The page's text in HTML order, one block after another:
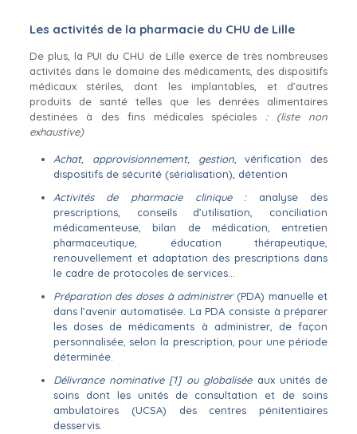
Les activités de la pharmacie du CHU de Lille
De plus, la PUI du CHU de Lille exerce de très nombreuses
activités dans le domaine des médicaments, des dispositifs
médicaux stériles, dont les implantables, et d’autres
produits de santé telles que les denrées alimentaires
destinées à des fins médicales spéciales : (liste non
exhaustive)
Achat, approvisionnement, gestion, vérification des
dispositifs de sécurité (sérialisation), détention
Activités de pharmacie clinique :analyse des
prescriptions, conseils d’utilisation, conciliation
médicamenteuse, bilan de médication, entretien
pharmaceutique, éducation thérapeutique,
renouvellement et adaptation des prescriptions dans
le cadre de protocoles de services…
Préparation des doses à administrer(PDA) manuelle et
dans l’avenir automatisée. La PDA consiste à préparer
les doses de médicaments à administrer, de façon
personnalisée, selon la prescription, pour une période
déterminée.
Délivrance nominative [1] ou globaliséeaux unités de
soins dont les unités de consultation et de soins
ambulatoires (UCSA) des centres pénitentiaires
desservis.